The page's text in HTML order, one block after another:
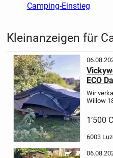
Camping-Einstieg
Kleinanzeigen für
ECO
Wir
Willow
Wir
es erst
1’500
6003